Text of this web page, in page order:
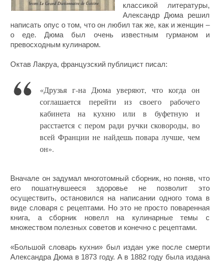
классикой литературы,
Александр Дюма решил
написать опус о том, что он любил так же, как и женщин –
о еде. Дюма был очень известным гурманом и
превосходным кулинаром.
Октав Лакруа, французский публицист писал:
«Друзья г-на Дюма уверяют, что когда он
соглашается перейти из своего рабочего
кабинета на кухню или в буфетную и
расстается с пером ради ручки сковороды, во
всей Франции не найдешь повара лучше, чем
он».
Вначале он задумал многотомный сборник, но поняв, что
его пошатнувшееся здоровье не позволит это
осуществить, остановился на написании одного тома в
виде словаря с рецептами. Но это не просто поваренная
книга, а сборник новелл на кулинарные темы с
множеством полезных советов и конечно с рецептами.
«Большой словарь кухни» был издан уже после смерти
Александра Дюма в 1873 году. А в 1882 году была издана